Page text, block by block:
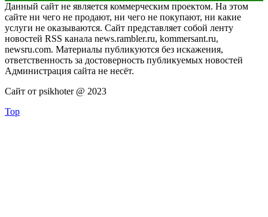
Данный сайт не является коммерческим проектом. На этом
сайте ни чего не продают, ни чего не покупают, ни какие
услуги не оказываются. Сайт представляет собой ленту
новостей RSS канала news.rambler.ru, kommersant.ru,
newsru.com. Материалы публикуются без искажения,
ответственность за достоверность публикуемых новостей
Администрация сайта не несёт.
Сайт от psikhoter @ 2023
Top